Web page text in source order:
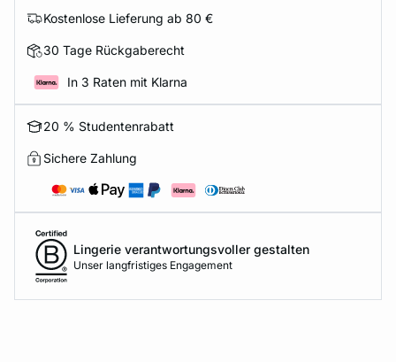
Kostenlose Lieferung ab 80 €
30 Tage Rückgaberecht
In 3 Raten mit Klarna
20 % Studentenrabatt
Sichere Zahlung
Lingerie verantwortungsvoller gestalten
Unser langfristiges Engagement